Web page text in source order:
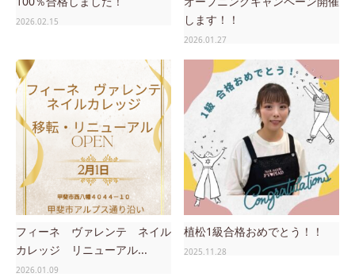
2026.02.15
します！！
2026.01.27
フィーネ ヴァレンテ ネイル
カレッジ リニューアル...
2026.01.09
植松1級合格おめでとう！！
2025.11.28